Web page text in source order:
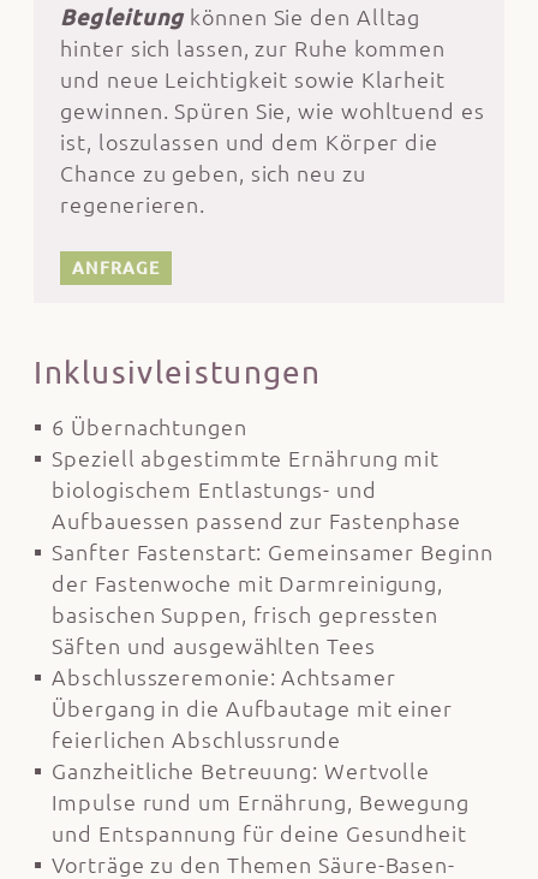
Begleitung können Sie den Alltag
hinter sich lassen, zur Ruhe kommen
und neue Leichtigkeit sowie Klarheit
gewinnen. Spüren Sie, wie wohltuend es
ist, loszulassen und dem Körper die
Chance zu geben, sich neu zu
regenerieren.
ANFRAGE
Inklusivleistungen
6 Übernachtungen
Speziell abgestimmte Ernährung mit
biologischem Entlastungs- und
Aufbauessen passend zur Fastenphase
Sanfter Fastenstart: Gemeinsamer Beginn
der Fastenwoche mit Darmreinigung,
basischen Suppen, frisch gepressten
Säften und ausgewählten Tees
Abschlusszeremonie: Achtsamer
Übergang in die Aufbautage mit einer
feierlichen Abschlussrunde
Ganzheitliche Betreuung: Wertvolle
Impulse rund um Ernährung, Bewegung
und Entspannung für deine Gesundheit
Vorträge zu den Themen Säure-Basen-